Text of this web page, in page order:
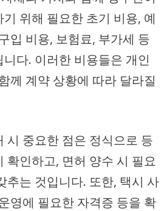
위해 필요한 초기 비용, 예
입 비용, 보험료, 부가세 등
다. 이러한 비용들은 개인
께 계약 상황에 따라 달라질
시 중요한 점은 정식으로 등
확인하고, 면허 양수 시 필요
추는 것입니다. 또한, 택시 사
영에 필요한 자격증 등을 확